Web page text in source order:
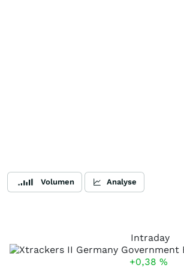
Volumen Analyse
Intraday
+0,38 %